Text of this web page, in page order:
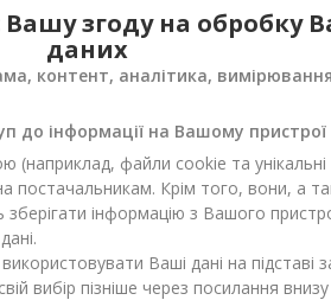
954 грн
Вашу згоду на обробку
даних
контент, аналітика, вимірювання
до інформації на Вашому пристрої
(наприклад, файли cookie та унікальні
постачальникам. Крім того, вони, а
інформацію з Вашого
Ваші дані на підставі
вибір пізніше через посилання внизу